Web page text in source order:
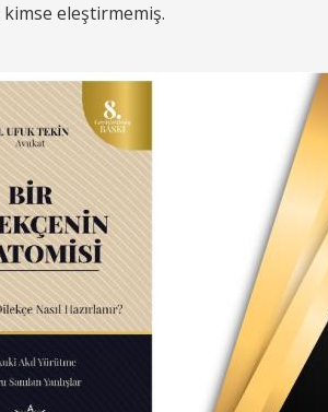
eleştirmemiş.